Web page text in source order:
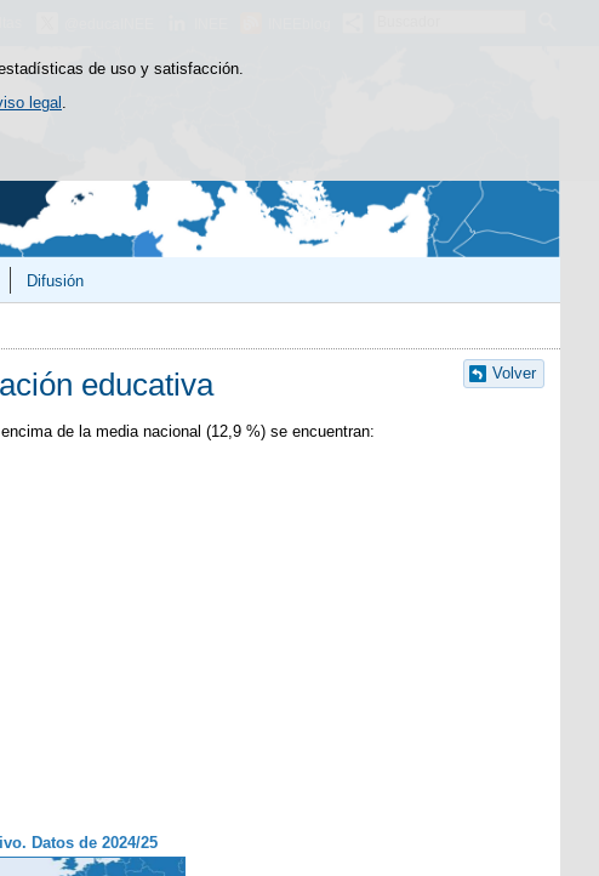
de uso y satisfacción.
legal
Difusión
Volver
educativa
de la media nacional (12,9 %) se encuentran:
Datos de 2024/25